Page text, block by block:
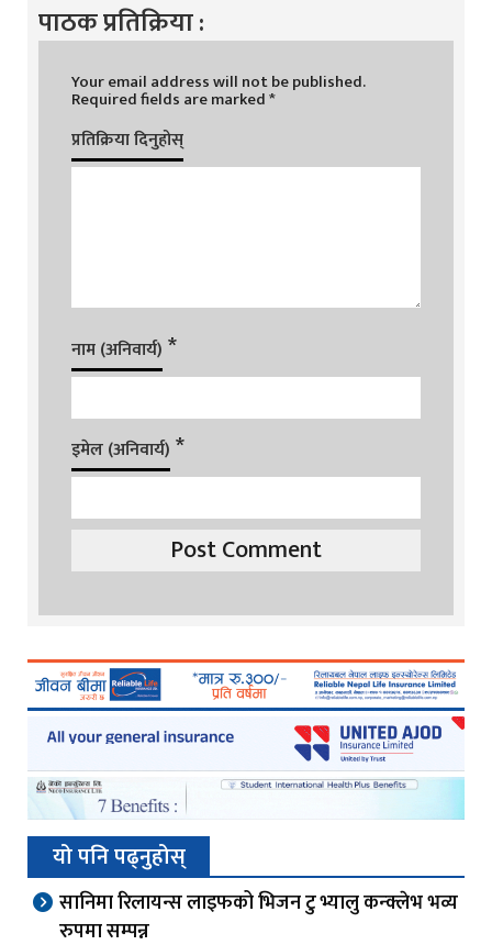
पाठक प्रतिक्रिया :
Your email address will not be published.
Required fields are marked*
प्रतिक्रिया दिनुहोस्
नाम (अनिवार्य) *
इमेल (अनिवार्य) *
यो पनि पढ्नुहोस्
सानिमा रिलायन्स लाइफको भिजन टु भ्यालु कन्क्लेभ भव्य
रुपमा सम्पन्न